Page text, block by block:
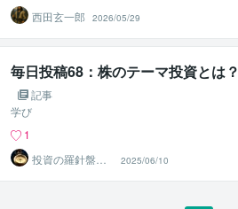
西田玄一郎
2026/05/29
毎日投稿68：株のテーマ投資とは？
記事
学び
1
投資の羅針盤＠F
IRE案内人
2025/06/10